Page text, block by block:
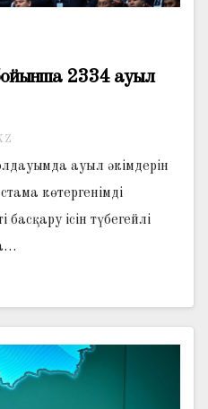
2334 ауыл
ауыл әкімдерін
көтергенімді
басқару ісін түбегейлі